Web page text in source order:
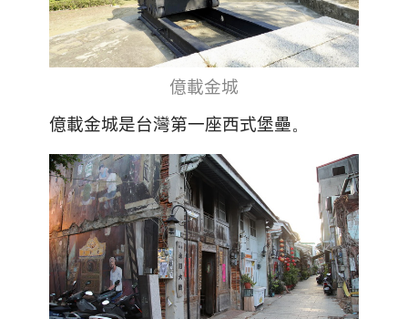
億載金城
億載金城是台灣第一座西式堡壘。